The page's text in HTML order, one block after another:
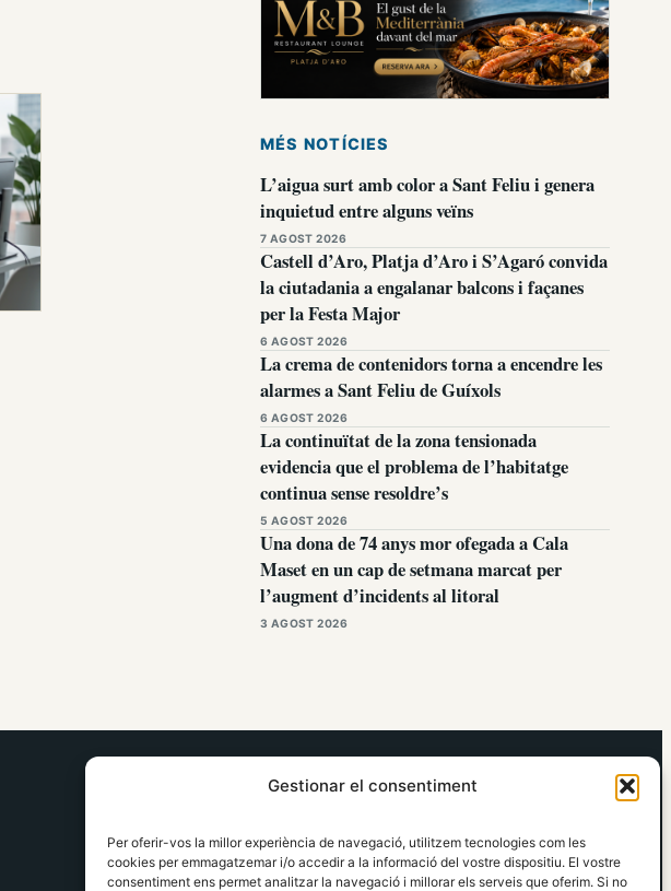
Gestionar el consentiment
Per oferir-vos la millor experiència de navegació, utilitzem tecnologies com les
cookies per emmagatzemar i/o accedir a la informació del vostre dispositiu. El vostre
consentiment ens permet analitzar la navegació i millorar els serveis que oferim. Si no
MÉS NOTÍCIES
L’aigua surt amb color a Sant Feliu i genera
inquietud entre alguns veïns
7 AGOST 2026
Castell d’Aro, Platja d’Aro i S’Agaró convida
la ciutadania a engalanar balcons i façanes
per la Festa Major
6 AGOST 2026
La crema de contenidors torna a encendre les
alarmes a Sant Feliu de Guíxols
6 AGOST 2026
La continuïtat de la zona tensionada
evidencia que el problema de l’habitatge
continua sense resoldre’s
5 AGOST 2026
Una dona de 74 anys mor ofegada a Cala
Maset en un cap de setmana marcat per
l’augment d’incidents al litoral
3 AGOST 2026
elRidaura.com
Política de Cookies
Política Editorial